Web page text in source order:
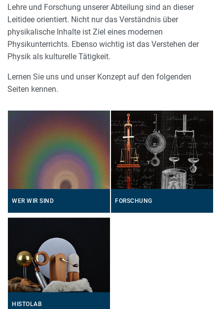
Lehre und Forschung unserer Abteilung sind an dieser
Leitidee orientiert. Nicht nur das Verständnis über
physikalische Inhalte ist Ziel eines modernen
Physikunterrichts. Ebenso wichtig ist das Verstehen der
Physik als kulturelle Tätigkeit.
Lernen Sie uns und unser Konzept auf den folgenden
Seiten kennen.
WER WIR SIND FORSCHUNG
HISTOLAB